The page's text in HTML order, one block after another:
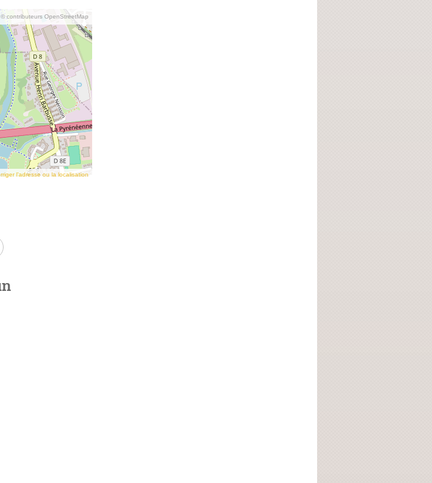
© contributeurs OpenStreetMap
l’adresse ou la localisation